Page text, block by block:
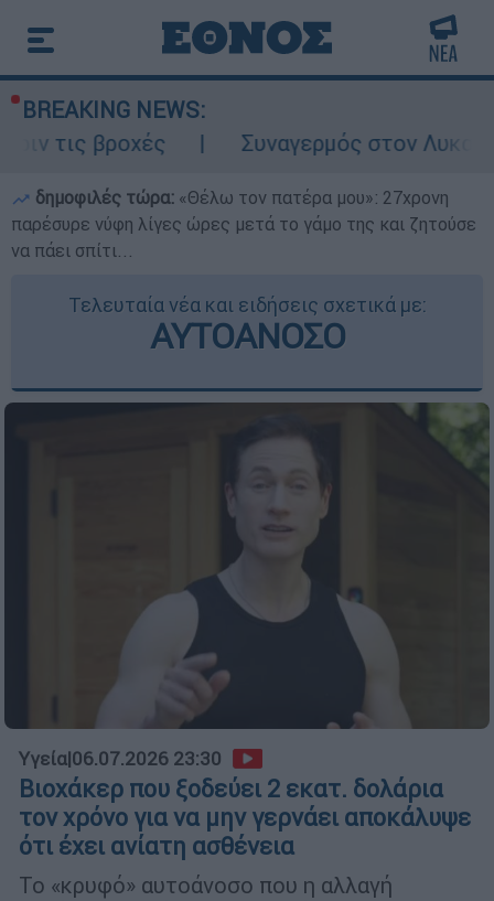
BREAKING NEWS:
Συναγερμός στον Λυκαβηττό:
δημοφιλές τώρα: «Θέλω τον πατέρα μου»: 27χρονη
παρέσυρε νύφη λίγες ώρες μετά το γάμο της και ζητούσε
να πάει σπίτι...
Τελευταία νέα και ειδήσεις σχετικά με:
ΑΥΤΟΑΝΟΣΟ
Υγεία|06.07.2026 23:30
Βιοχάκερ που ξοδεύει 2 εκατ. δολάρια
τον χρόνο για να μην γερνάει αποκάλυψε
ότι έχει ανίατη ασθένεια
Το «κρυφό» αυτοάνοσο που η αλλαγή